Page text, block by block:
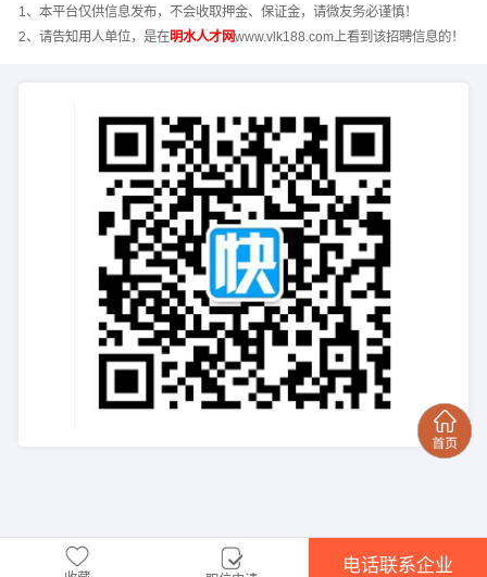
1、本平台仅供信息发布，不会收取押金、保证金，请微友务必谨慎！
2、请告知用人单位，是在明水人才网www.vlk188.com上看到该招聘信息的！
电话联系企业